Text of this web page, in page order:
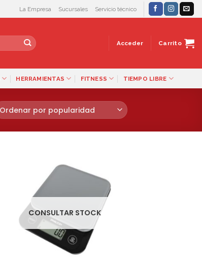
La Empresa Sucursales Servicio técnico
Acceder Carrito
HERRAMIENTAS FITNESS TIEMPO LIBRE
CONSULTAR STOCK